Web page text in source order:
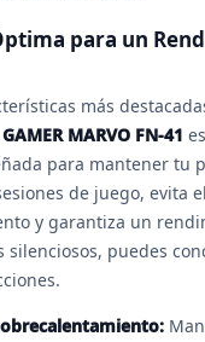
para un
más
MARVO FN-41
para mantener tu
de juego, evita el
y garantiza un
silenciosos, puedes